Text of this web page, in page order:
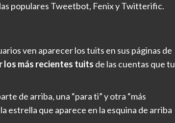
populares Tweetbot, Fenix y Twitterific.
ven aparecer los tuits en sus páginas de
los más recientes tuits de las cuentas que tu
de arriba, una “para ti” y otra “más
estrella que aparece en la esquina de arriba